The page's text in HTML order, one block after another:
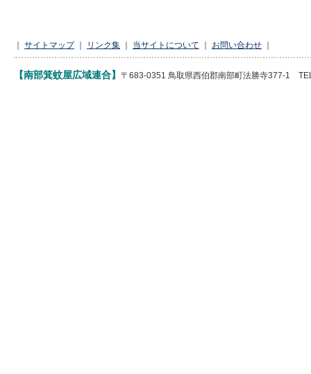
サイトマップ｜ リンク集 当サイトについて お問い合わせ
【南部箕蚊屋広域連合】 〒683-0351 鳥取県西伯郡南部町法勝寺377-1